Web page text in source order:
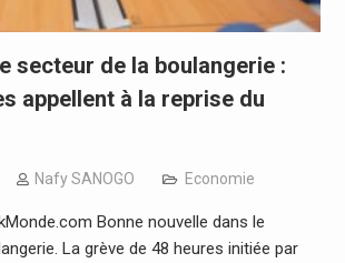
secteur de la boulangerie :
appellent à la reprise du
Nafy SANOGO Economie
Bonne nouvelle dans le
La grève de 48 heures initiée par